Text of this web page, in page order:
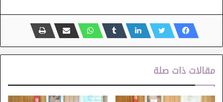
واتفق الطّرفان على تكثيف المشاركات الدولية التونسية
والهندية للفرق الفنية المختصة في الموسيقى الصوفية
والرّوحية بشكل خاصّ.
وعبّر الجانب الهندي عن رغبته في تنفيذ عدد من الأفلام التي
تعنى بالتراث الصوفي التونسي.
مقالات ذات صلة